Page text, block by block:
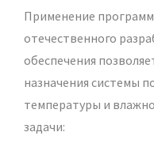
Применение
отечественного
обеспечения
назначения системы
температуры и
задачи: